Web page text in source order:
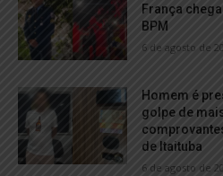
França
BPM
6 de agosto de
Homem é
golpe de
de Itaituba
6 de agosto de